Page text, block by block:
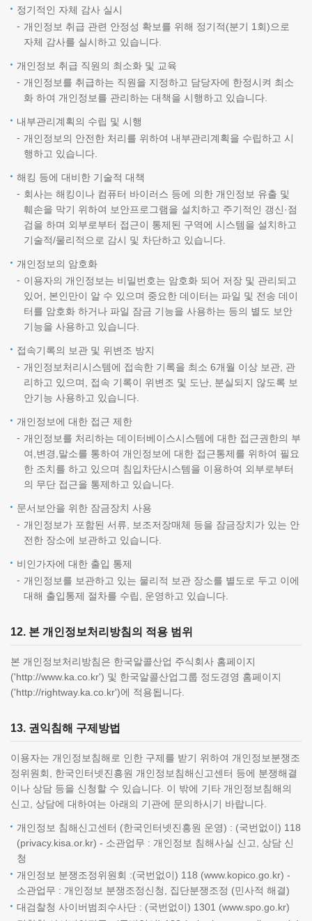
정기적인 자체 감사 실시
개인정보 취급 관련 안정성 확보를 위해 정기적(분기 1회)으로
자체 감사를 실시하고 있습니다.
개인정보 취급 직원의 최소화 및 교육
개인정보를 취급하는 직원을 지정하고 담당자에 한정시켜 최소
화 하여 개인정보를 관리하는 대책을 시행하고 있습니다.
내부관리계획의 수립 및 시행
개인정보의 안전한 처리를 위하여 내부관리계획을 수립하고 시
행하고 있습니다.
해킹 등에 대비한 기술적 대책
회사는 해킹이나 컴퓨터 바이러스 등에 의한 개인정보 유출 및
훼손을 막기 위하여 보안프로그램을 설치하고 주기적인 갱신·점
검을 하며 외부로부터 접근이 통제된 구역에 시스템을 설치하고
기술적/물리적으로 감시 및 차단하고 있습니다.
개인정보의 암호화
이용자의 개인정보는 비밀번호는 암호화 되어 저장 및 관리되고
있어, 본인만이 알 수 있으며 중요한 데이터는 파일 및 전송 데이
터를 암호화 하거나 파일 잠금 기능을 사용하는 등의 별도 보안
기능을 사용하고 있습니다.
접속기록의 보관 및 위변조 방지
개인정보처리시스템에 접속한 기록을 최소 6개월 이상 보관, 관
리하고 있으며, 접속 기록이 위변조 및 도난, 분실되지 않도록 보
안기능 사용하고 있습니다.
개인정보에 대한 접근 제한
개인정보를 처리하는 데이터베이스시스템에 대한 접근권한의 부
여,변경,말소를 통하여 개인정보에 대한 접근통제를 위하여 필요
한 조치를 하고 있으며 침입차단시스템을 이용하여 외부로부터
의 무단 접근을 통제하고 있습니다.
문서보안을 위한 잠금장치 사용
개인정보가 포함된 서류, 보조저장매체 등을 잠금장치가 있는 안
전한 장소에 보관하고 있습니다.
비인가자에 대한 출입 통제
개인정보를 보관하고 있는 물리적 보관 장소를 별도로 두고 이에
대해 출입통제 절차를 수립, 운영하고 있습니다.
12. 본 개인정보처리방침의 적용 범위
본 개인정보처리방침은 한국알콜산업 주식회사 홈페이지
('http://www.ka.co.kr') 및 한국알콜산업그룹 정도경영 홈페이지
('http://rightway.ka.co.kr')에 적용됩니다.
13. 권익침해 구제방법
이용자는 개인정보침해로 인한 구제를 받기 위하여 개인정보분쟁조
정위원회, 한국인터넷진흥원 개인정보침해신고센터 등에 분쟁해결
이나 상담 등을 신청할 수 있습니다. 이 밖에 기타 개인정보침해의
신고, 상담에 대하여는 아래의 기관에 문의하시기 바랍니다.
개인정보 침해신고센터 (한국인터넷진흥원 운영) : (국번없이) 118
(privacy.kisa.or.kr) - 소관업무 : 개인정보 침해사실 신고, 상담 신
청
개인정보 분쟁조정위원회 :(국번없이) 118 (www.kopico.go.kr) -
소관업무 : 개인정보 분쟁조정신청, 집단분쟁조정 (민사적 해결)
대검찰청 사이버범죄수사단 : (국번없이) 1301 (www.spo.go.kr)